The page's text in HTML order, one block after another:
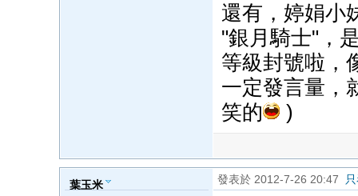
還有，婷娟小
"銀月騎士"，
等級封號啦，
一定發言量，
笑的
)
葉玉米
發表於 2012-7-26 20:47